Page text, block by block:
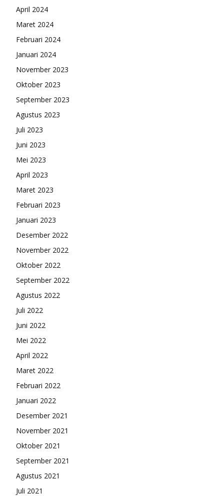
April 2024
Maret 2024
Februari 2024
Januari 2024
November 2023
Oktober 2023
September 2023
Agustus 2023
Juli 2023
Juni 2023
Mei 2023
April 2023
Maret 2023
Februari 2023
Januari 2023
Desember 2022
November 2022
Oktober 2022
September 2022
Agustus 2022
Juli 2022
Juni 2022
Mei 2022
April 2022
Maret 2022
Februari 2022
Januari 2022
Desember 2021
November 2021
Oktober 2021
September 2021
Agustus 2021
Juli 2021